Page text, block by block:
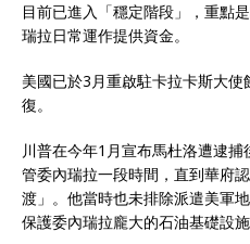
目前已進入「穩定階段」，重點
瑞拉日常運作提供資金。
美國已於3月重啟駐卡拉卡斯大
復。
川普在今年1月宣布馬杜洛遭逮
管委內瑞拉一段時間，直到華府
渡」。他當時也未排除派遣美軍
保護委內瑞拉龐大的石油基礎設施